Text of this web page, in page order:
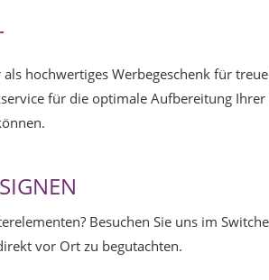
hochwertiges Werbegeschenk für
für die optimale Aufbereitung
Besuchen Sie uns im
vor Ort zu begutachten.